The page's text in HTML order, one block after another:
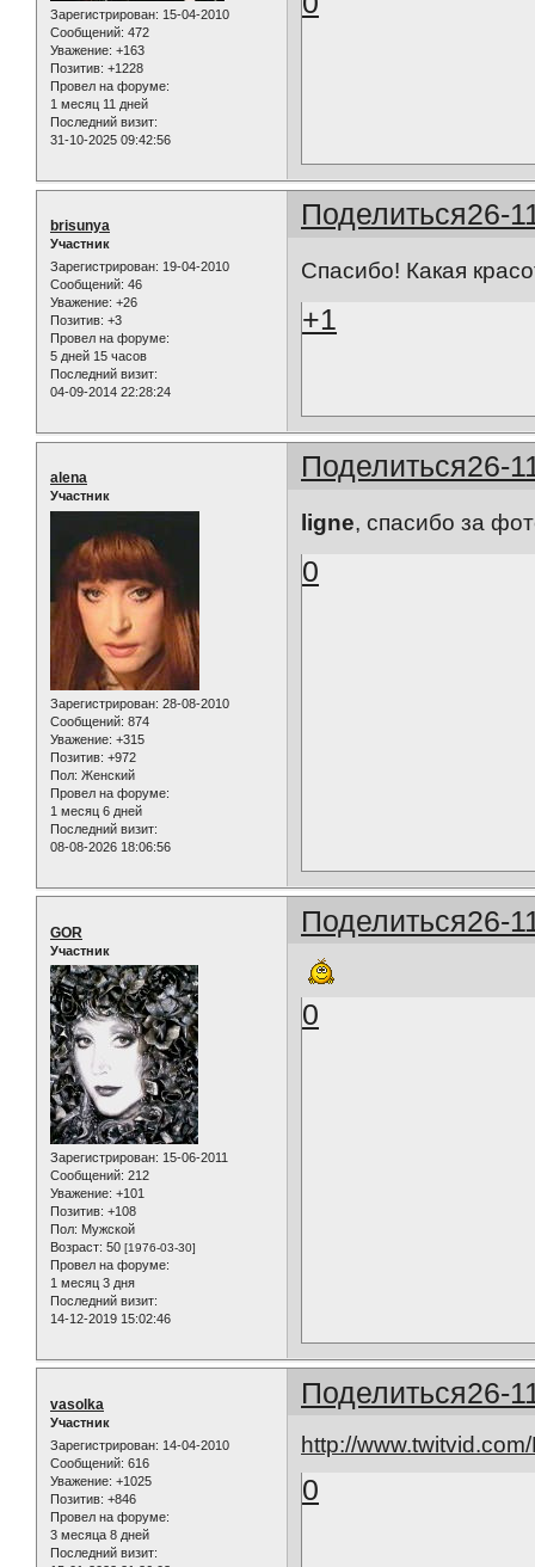
Зарегистрирован: 15-04-2010
Сообщений: 472
Уважение: +163
Позитив: +1228
Провел на форуме:
1 месяц 11 дней
Последний визит:
31-10-2025 09:42:56
Поделиться26-
brisunya
Участник
Зарегистрирован: 19-04-2010
Сообщений: 46
Уважение: +26
Позитив: +3
Провел на форуме:
5 дней 15 часов
Последний визит:
04-09-2014 22:28:24
Спасибо! Какая
+1
Поделиться26-
alena
Участник
Зарегистрирован: 28-08-2010
Сообщений: 874
Уважение: +315
Позитив: +972
Пол: Женский
Провел на форуме:
1 месяц 6 дней
Последний визит:
08-08-2026 18:06:56
ligne, спасибо за
0
Поделиться26-
GOR
Участник
Зарегистрирован: 15-06-2011
Сообщений: 212
Уважение: +101
Позитив: +108
Пол: Мужской
Возраст: 50 [1976-03-30]
Провел на форуме:
1 месяц 3 дня
Последний визит:
14-12-2019 15:02:46
0
Поделиться26-
vasolka
Участник
Зарегистрирован: 14-04-2010
Сообщений: 616
Уважение: +1025
Позитив: +846
Провел на форуме:
3 месяца 8 дней
Последний визит:
http://
0